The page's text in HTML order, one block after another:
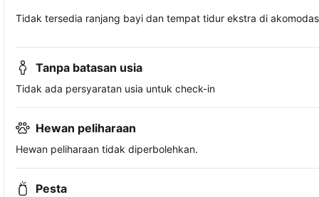
Tidak tersedia ranjang bayi dan tempat tidur ekstra di
Tanpa batasan usia
Tidak ada persyaratan usia untuk check-in
Hewan peliharaan
Hewan peliharaan tidak diperbolehkan.
Pesta